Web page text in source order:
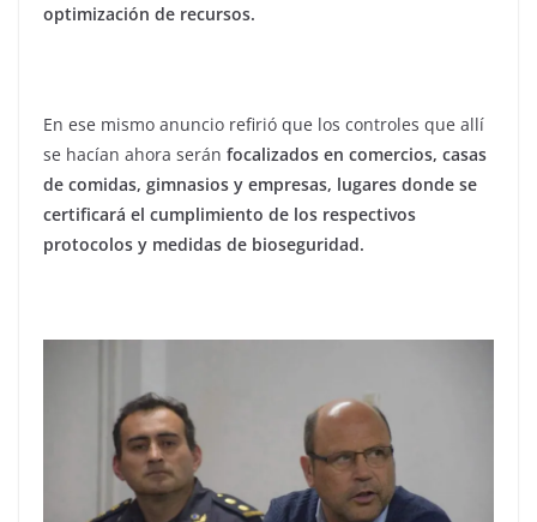
optimización de recursos.
En ese mismo anuncio refirió que los controles que allí
se hacían ahora serán focalizados en comercios, casas
de comidas, gimnasios y empresas, lugares donde se
certificará el cumplimiento de los respectivos
protocolos y medidas de bioseguridad.